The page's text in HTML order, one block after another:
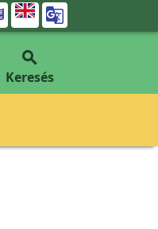


Keresés